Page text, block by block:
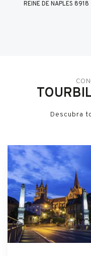
REINE DE NAPLES 8918
Descubra